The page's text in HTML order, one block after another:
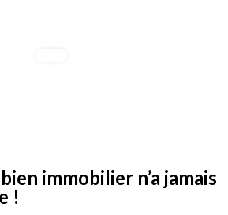
immobilier n’a jamais
!